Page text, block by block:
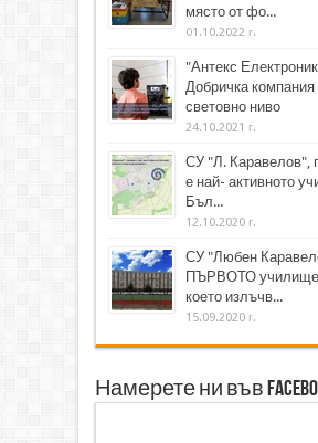
място от фо...
01.10.2022 г.
"Антекс
Добричка компания
световно ниво
24.10.2021 г.
СУ "Л. Каравелов",
е най- активното
Бъл...
12.10.2020 г.
СУ "Любен
ПЪРВОТО училище
което излъчв...
15.09.2020 г.
Намерете ни във